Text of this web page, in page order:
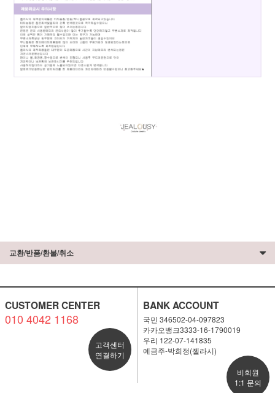
교환/반품/환불/취소
CUSTOMER CENTER
010 4042 1168
고객센터
연결하기
BANK ACCOUNT
국민 346502-04-097823
카카오뱅크3333-16-1790019
우리 122-07-141835
예금주-박희정(젤라시)
비회원
1:1 문의